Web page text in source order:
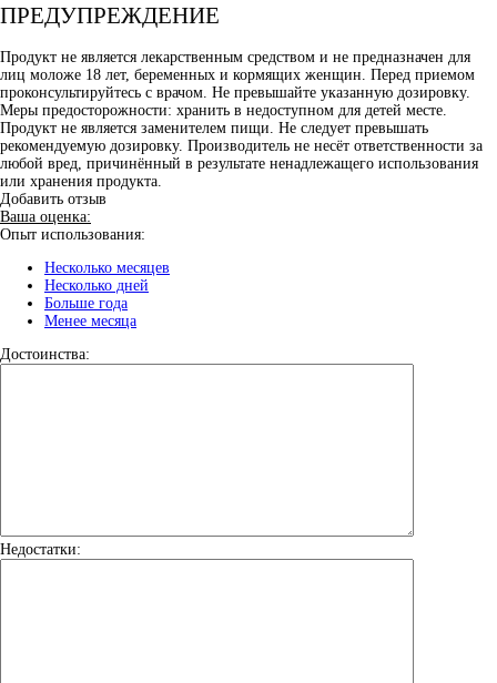
ПРЕДУПРЕЖДЕНИЕ
Продукт не является лекарственным средством и не предназначен для
лиц моложе 18 лет, беременных и кормящих женщин. Перед приемом
проконсультируйтесь с врачом. Не превышайте указанную дозировку.
Меры предосторожности: хранить в недоступном для детей месте.
Продукт не является заменителем пищи. Не следует превышать
рекомендуемую дозировку. Производитель не несёт ответственности за
любой вред, причинённый в результате ненадлежащего использования
или хранения продукта.
Добавить отзыв
Ваша оценка:
Опыт использования:
Несколько месяцев
Несколько дней
Больше года
Менее месяца
Достоинства:
Недостатки: